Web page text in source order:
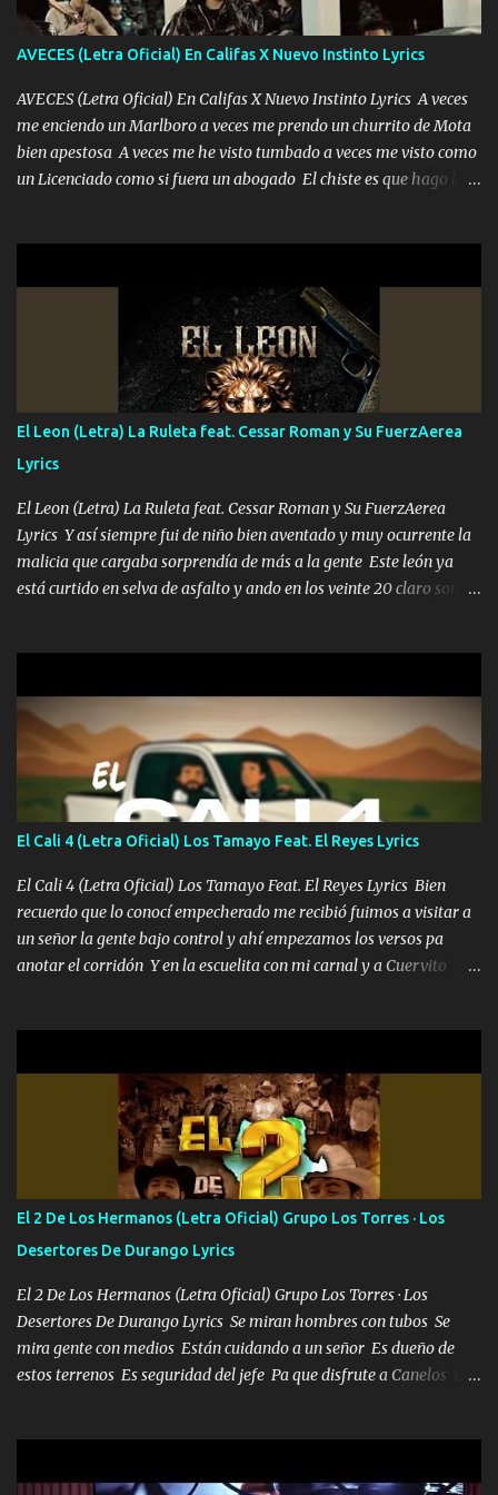
contigo fui muy feliz a lo mejor no lloró pero muy en el fondo te
adoro
AVECES (Letra Oficial) En Califas X Nuevo Instinto Lyrics
AVECES (Letra Oficial) En Califas X Nuevo Instinto Lyrics A veces
me enciendo un Marlboro a veces me prendo un churrito de Mota
bien apestosa A veces me he visto tumbado a veces me visto como
un Licenciado como si fuera un abogado El chiste es que hago lo
corriente no quieren verte subir de level trucha mis plebes Música
A veces me pongo un sombrero a veces me ven la cachucha de lado
con la mirada siempre en alto A veces me fajó una super o a veces
me fajó una Glock siempre armado todas las generaciones yo
traigo El chiste es que hago lo que quiero pues así soy me mandó
yo tengo el control a todos yo les paro el dedo soy hocicon un
malcriado un malandrón Que Les importa no saben nada falsas
las risas las que me miran hay gente corriente no quieren ve...
El Leon (Letra) La Ruleta feat. Cessar Roman y Su FuerzAerea
Lyrics
El Leon (Letra) La Ruleta feat. Cessar Roman y Su FuerzAerea
Lyrics Y así siempre fui de niño bien aventado y muy ocurrente la
malicia que cargaba sorprendía de más a la gente Este león ya
está curtido en selva de asfalto y ando en los veinte 20 claro son
pa más pues hay charola les voy a dar hasta topar pues no hay de
otra Música Surcando bien mi camino voy por mi línea no veo a
los lados aquel que no corre vuela no se me duerm voy chicoteado
Ya pasé varias hazañas ya tienen rato que me agarran el colmillo
de este León los estatales no sé esperaron Al tiro esta la PrimiZa
también la nueve que cargo al lado doy la mano al que su amigo y
al traicionero damos pa abajo Y No me paran aquí hay pa más
pues hay charola les voy a dar hasta topar pues no hay de otra...
El Cali 4 (Letra Oficial) Los Tamayo Feat. El Reyes Lyrics
El Cali 4 (Letra Oficial) Los Tamayo Feat. El Reyes Lyrics Bien
recuerdo que lo conocí empecherado me recibió fuimos a visitar a
un señor la gente bajo control y ahí empezamos los versos pa
anotar el corridón Y en la escuelita con mi carnal y a Cuervito
camisa es color Verde y peleam0s la Bandera por todita a la ciudad
con los drones patrullando la Frontera De Tijuana Bulevares
Bellas Artes me ve en las blancas ya hace falta mi APA FLACO
verde se le extraña pa que sepan Aquí Pura GENTE DE LA RANA 🐸
POR CLAVE ES EL CALI 4 EN LA CIUDAD TIJUANA Música Al
tirante andamos mi carnal atento a cualquier necesidad no porque
se ve limpio el camino nos confiamos al andar y nunca con la
misma piedra me vuelvo a tropezar Cuando ando de enamorado
en corto me tiró a per...
El 2 De Los Hermanos (Letra Oficial) Grupo Los Torres · Los
Desertores De Durango Lyrics
El 2 De Los Hermanos (Letra Oficial) Grupo Los Torres · Los
Desertores De Durango Lyrics Se miran hombres con tubos Se
mira gente con medios Están cuidando a un señor Es dueño de
estos terrenos Es seguridad del jefe Pa que disfrute a Canelos Es
ni tampoco las mujeres porque es platica de grandes por eso hay